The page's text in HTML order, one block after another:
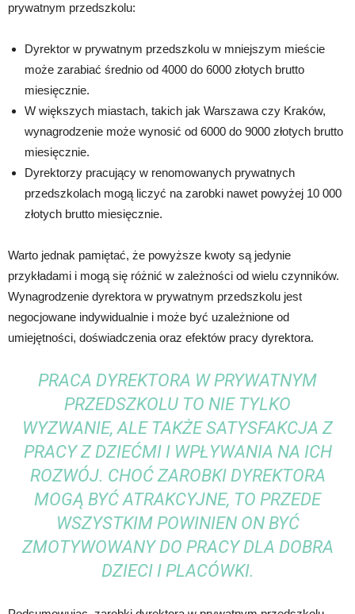
prywatnym przedszkolu:
Dyrektor w prywatnym przedszkolu w mniejszym mieście
może zarabiać średnio od 4000 do 6000 złotych brutto
miesięcznie.
W większych miastach, takich jak Warszawa czy Kraków,
wynagrodzenie może wynosić od 6000 do 9000 złotych brutto
miesięcznie.
Dyrektorzy pracujący w renomowanych prywatnych
przedszkolach mogą liczyć na zarobki nawet powyżej 10 000
złotych brutto miesięcznie.
Warto jednak pamiętać, że powyższe kwoty są jedynie
przykładami i mogą się różnić w zależności od wielu czynników.
Wynagrodzenie dyrektora w prywatnym przedszkolu jest
negocjowane indywidualnie i może być uzależnione od
umiejętności, doświadczenia oraz efektów pracy dyrektora.
PRACA DYREKTORA W PRYWATNYM
PRZEDSZKOLU TO NIE TYLKO
WYZWANIE, ALE TAKŻE SATYSFAKCJA Z
PRACY Z DZIEĆMI I WPŁYWANIA NA ICH
ROZWÓJ. CHOĆ ZAROBKI DYREKTORA
MOGĄ BYĆ ATRAKCYJNE, TO PRZEDE
WSZYSTKIM POWINIEN ON BYĆ
ZMOTYWOWANY DO PRACY DLA DOBRA
DZIECI I PLACÓWKI.